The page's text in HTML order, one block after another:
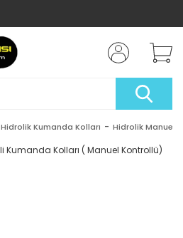
Hidrolik Kumanda Kolları Hidrolik Manuel